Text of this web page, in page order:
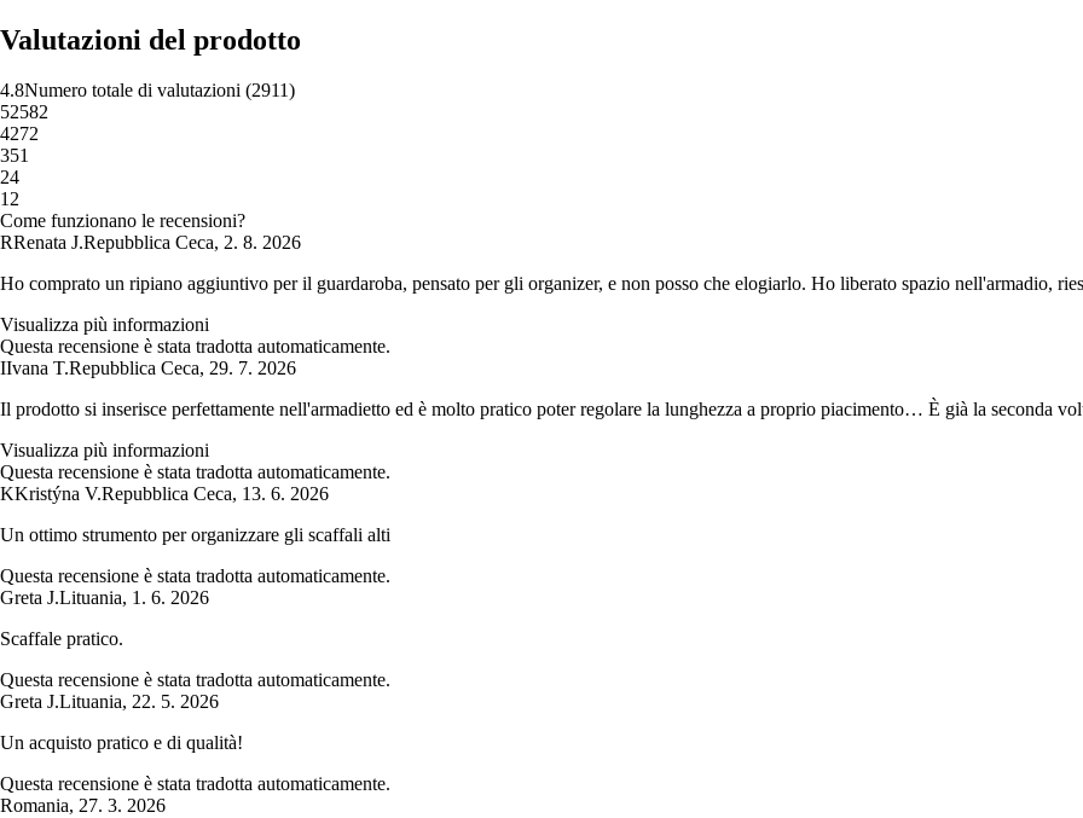
Valutazioni del prodotto
4.8Numero totale di valutazioni (2911)
52582
4272
351
24
12
Come funzionano le recensioni?
RRenata J.Repubblica Ceca, 2. 8. 2026
Ho comprato un ripiano aggiuntivo per il guardaroba, pensato per gli organizer, e non posso che elogiarlo. Ho liberato spazio nell'armadio,
Visualizza più informazioni
Questa recensione è stata tradotta automaticamente.
IIvana T.Repubblica Ceca, 29. 7. 2026
Il prodotto si inserisce perfettamente nell'armadietto ed è molto pratico poter regolare la lunghezza a proprio piacimento… È già la seconda
Visualizza più informazioni
Questa recensione è stata tradotta automaticamente.
KKristýna V.Repubblica Ceca, 13. 6. 2026
Un ottimo strumento per organizzare gli scaffali alti
Questa recensione è stata tradotta automaticamente.
Greta J.Lituania, 1. 6. 2026
Scaffale pratico.
Questa recensione è stata tradotta automaticamente.
Greta J.Lituania, 22. 5. 2026
Un acquisto pratico e di qualità!
Questa recensione è stata tradotta automaticamente.
Romania, 27. 3. 2026